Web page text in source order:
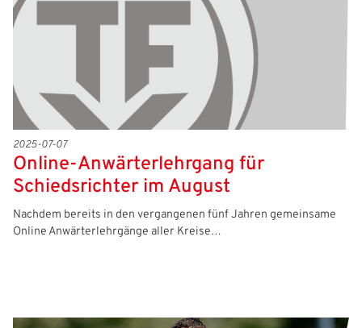
2025-07-07
Online-Anwärterlehrgang für
Schiedsrichter im August
Nachdem bereits in den vergangenen fünf Jahren gemeinsame
Online Anwärterlehrgänge aller Kreise…